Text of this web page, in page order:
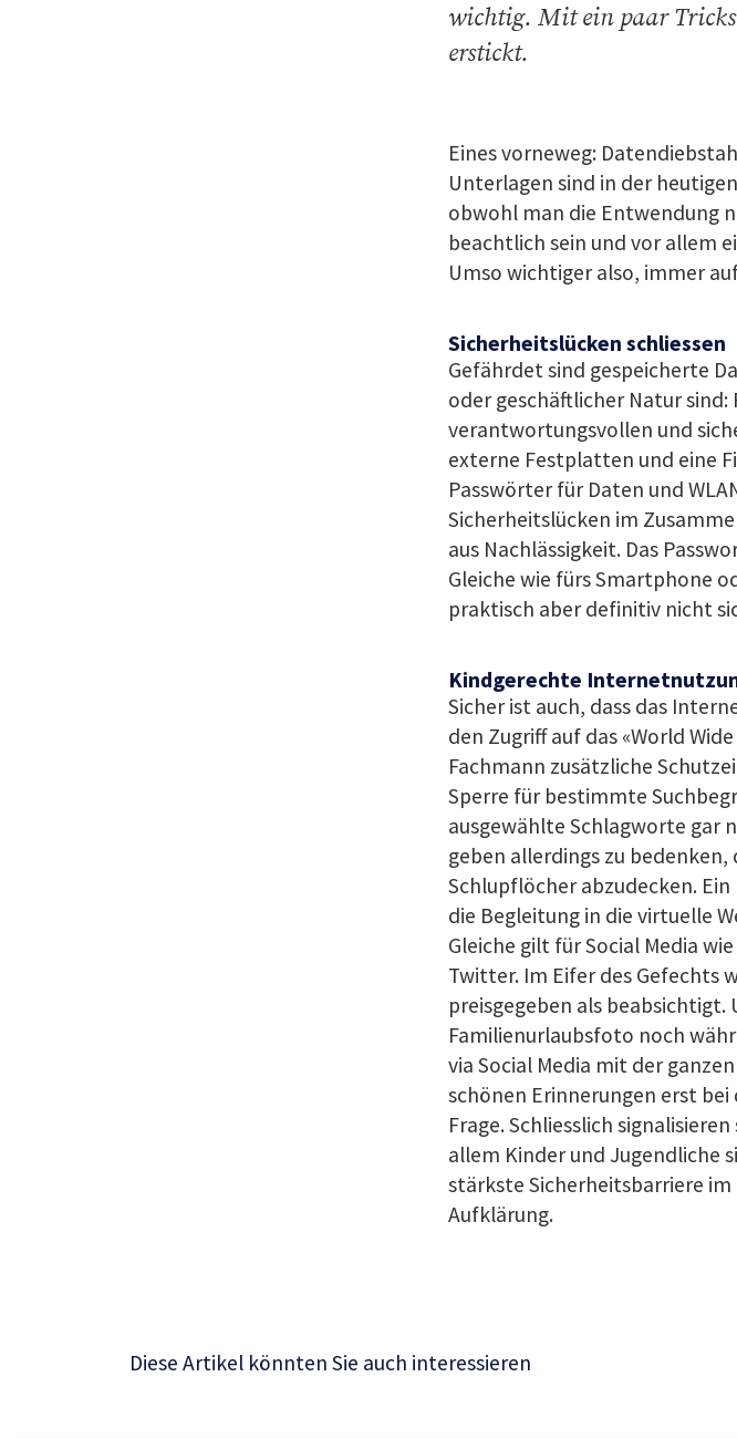
wichtig. Mit ein paar
erstickt.
Eines vorneweg:
Unterlagen sind in der
obwohl man die Entwendung
beachtlich sein und vor allem
Umso wichtiger also, immer
Sicherheitslücken schliessen
Gefährdet sind gespeicherte
oder geschäftlicher Natur
verantwortungsvollen und
externe Festplatten und eine
Passwörter für Daten und
Sicherheitslücken im
aus Nachlässigkeit. Das
Gleiche wie fürs Smartphone
praktisch aber definitiv nicht
Kindgerechte
Sicher ist auch, dass das
den Zugriff auf das «World
Fachmann zusätzliche
Sperre für bestimmte
ausgewählte Schlagworte gar
geben allerdings zu bedenken,
Schlupflöcher abzudecken.
die Begleitung in die virtuelle
Gleiche gilt für Social Media
Twitter. Im Eifer des Gefechts
preisgegeben als beabsichtigt.
Familienurlaubsfoto noch
via Social Media mit der
schönen Erinnerungen erst
Frage. Schliesslich
allem Kinder und Jugendliche
stärkste Sicherheitsbarriere
Aufklärung.
Diese Artikel könnten Sie auch interessieren